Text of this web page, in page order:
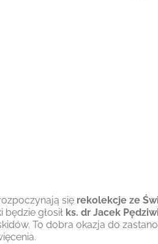
sięrekolekcje ze
głosił ks. dr Jacek
To dobra okazja do